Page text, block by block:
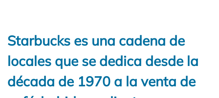
Starbucks es una cadena de
locales que se dedica desde la
década de 1970 a la venta de